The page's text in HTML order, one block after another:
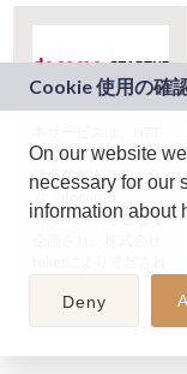
On our website
necessary for our
information about
Deny
ドコモグループの新
規事業創出プログラ
ム「docomo
STARTUP」を通じて